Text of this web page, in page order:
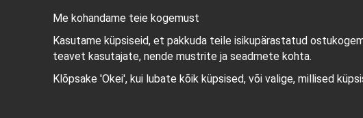
Me kohandame teie kogemust
Kasutame küpsiseid, et pakkuda teile isikupärastatud
teavet kasutajate, nende mustrite ja seadmete kohta.
Klõpsake 'Okei', kui lubate kõik küpsised, või valige, millised